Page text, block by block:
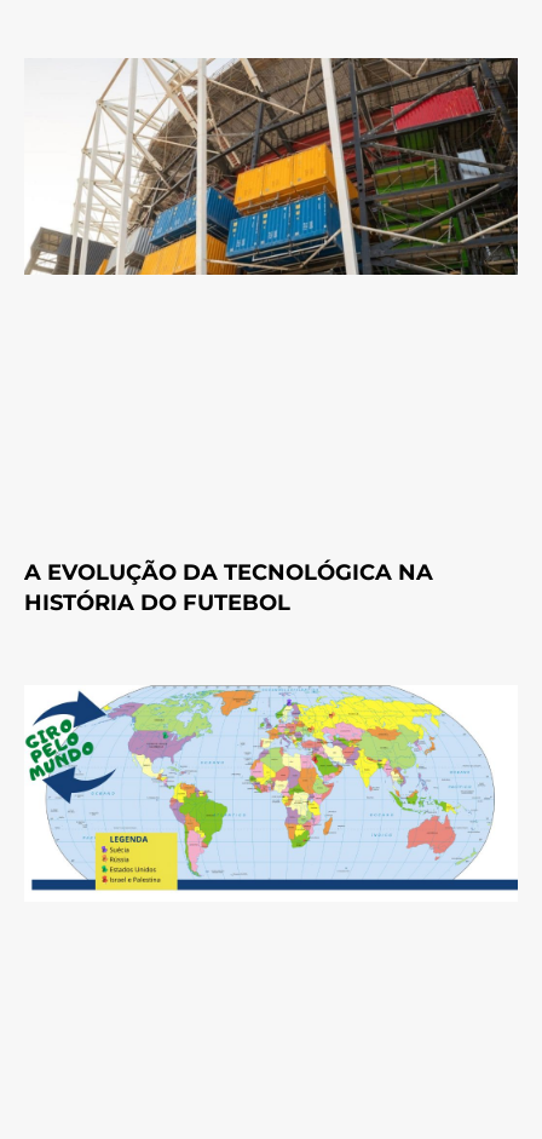
A EVOLUÇÃO DA TECNOLÓGICA NA
HISTÓRIA DO FUTEBOL